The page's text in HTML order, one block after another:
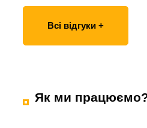
Всі відгуки +
Як ми